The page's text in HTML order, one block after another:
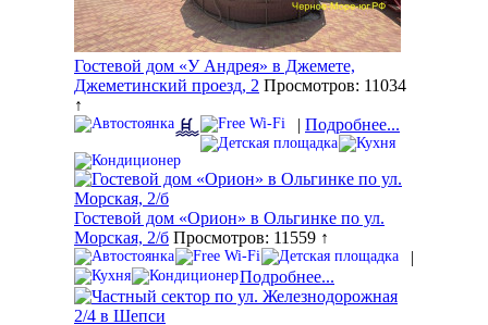
Гостевой дом «У Андрея» в Джемете,
Джеметинский проезд, 2 Просмотров: 11034
↑
| Подробнее...
Гостевой дом «Орион» в Ольгинке по ул.
Морская, 2/б Просмотров: 11559 ↑
|
Подробнее...